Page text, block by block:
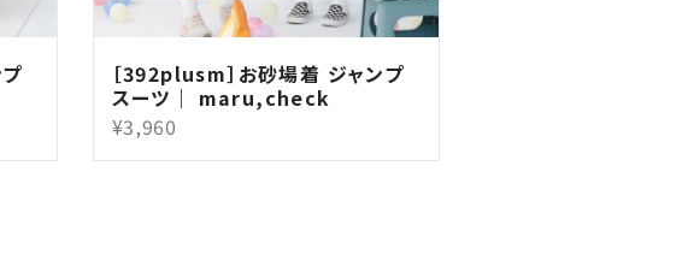
［392plusm］お砂場着 ジャンプ
スーツ｜ maru,check
¥3,960